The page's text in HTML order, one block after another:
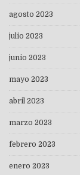
agosto 2023
julio 2023
junio 2023
mayo 2023
abril 2023
marzo 2023
febrero 2023
enero 2023